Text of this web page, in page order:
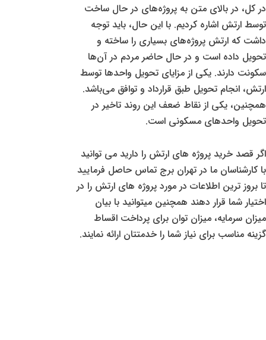
در کل، در بالای متن به پروژه‌های در حال ساخت
توسط ارتش اشاره کردیم. با این حال، باید توجه
داشت که ارتش پروژه‌های بسیاری را ساخته و
تحویل داده است و در حال حاضر مردم در آن‌ها
سکونت دارند. یکی از مزایای تحویل واحدها توسط
ارتش، انجام تحویل طبق قرارداد و توافق می‌باشد.
همچنین، یکی از نقاط ضعف این روند تاخیر در
تحویل واحدهای مسکونی است.
اگر قصد خرید پروژه های ارتش را دارید می توانید
با کارشناسان ما در تهران برج تماس حاصل فرمایید
تا بروز ترین اطلاعات در مورد پروژه های ارتش را در
اختیار شما قرار دهند همچنین میتوانید با بیان
میزان سرمایه، میزان توان برای پرداخت اقساط
گزینه مناسب برای نیاز شما را خدمتتان ارائه نمایند.